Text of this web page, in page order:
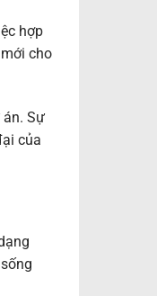
hợp
cho
Sự
của